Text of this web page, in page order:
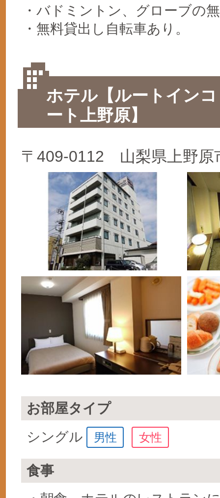
・バドミントン、グローブの
・無料貸出し自転車あり。
ホテル【ルートインコ
ート上野原】
〒409-0112 山梨県上野原
お部屋タイプ
シングル
男性 女性
食事